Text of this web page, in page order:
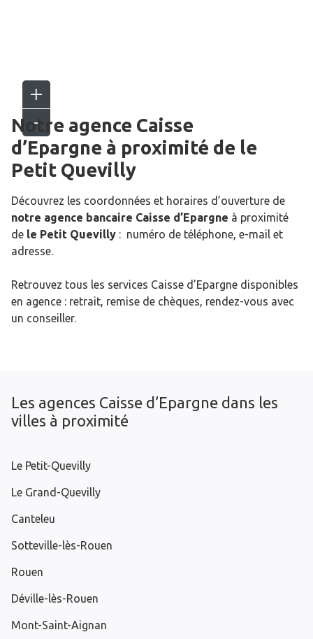
Notre agence Caisse
d’Epargne à proximité de le
Petit Quevilly
Découvrez les coordonnées et horaires d’ouverture de
notre agence bancaire Caisse d’Epargne à proximité
de le Petit Quevilly : numéro de téléphone, e-mail et
adresse.
Retrouvez tous les services Caisse d’Epargne disponibles
en agence : retrait, remise de chèques, rendez-vous avec
un conseiller.
Les agences Caisse d’Epargne dans les
villes à proximité
Le Petit-Quevilly
Le Grand-Quevilly
Canteleu
Sotteville-lès-Rouen
Rouen
Déville-lès-Rouen
Mont-Saint-Aignan